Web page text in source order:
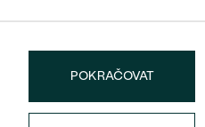
POKRAČOVAT
Heureka recenze